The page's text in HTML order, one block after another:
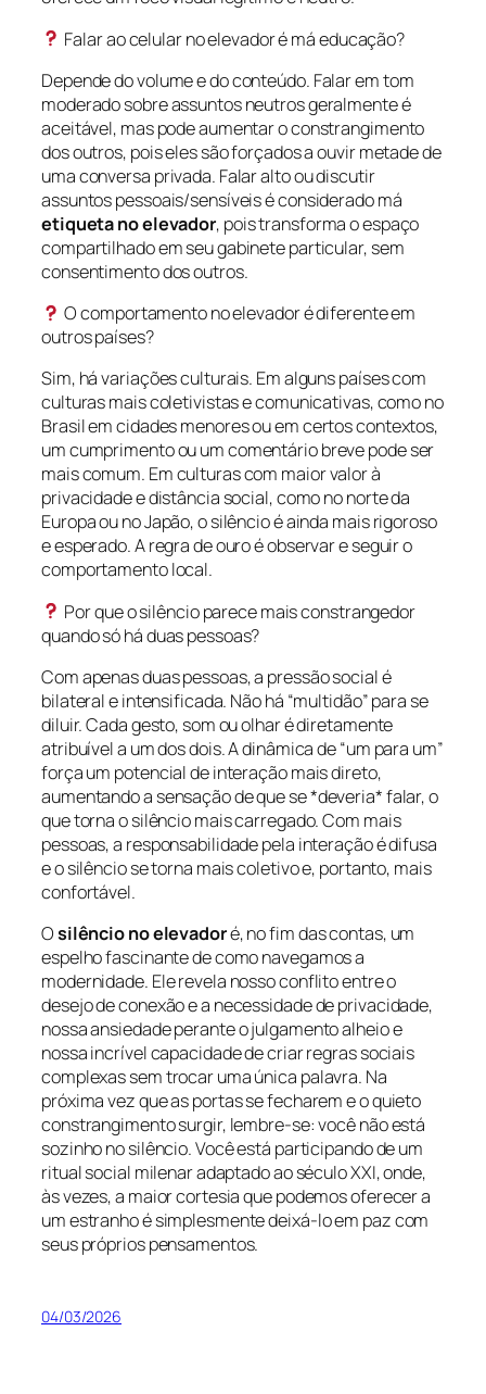
Falar ao celular no elevador é má educação?
Depende do volume e do conteúdo. Falar em tom
moderado sobre assuntos neutros geralmente é
aceitável, mas pode aumentar o constrangimento
dos outros, pois eles são forçados a ouvir metade de
uma conversa privada. Falar alto ou discutir
assuntos pessoais/sensíveis é considerado má
etiqueta no elevador, pois transforma o espaço
compartilhado em seu gabinete particular, sem
consentimento dos outros.
O comportamento no elevador é diferente em
outros países?
Sim, há variações culturais. Em alguns países com
culturas mais coletivistas e comunicativas, como no
Brasil em cidades menores ou em certos contextos,
um cumprimento ou um comentário breve pode ser
mais comum. Em culturas com maior valor à
privacidade e distância social, como no norte da
Europa ou no Japão, o silêncio é ainda mais rigoroso
e esperado. A regra de ouro é observar e seguir o
comportamento local.
Por que o silêncio parece mais constrangedor
quando só há duas pessoas?
Com apenas duas pessoas, a pressão social é
bilateral e intensificada. Não há “multidão” para se
diluir. Cada gesto, som ou olhar é diretamente
atribuível a um dos dois. A dinâmica de “um para um”
força um potencial de interação mais direto,
aumentando a sensação de que se *deveria* falar, o
que torna o silêncio mais carregado. Com mais
pessoas, a responsabilidade pela interação é difusa
e o silêncio se torna mais coletivo e, portanto, mais
confortável.
Osilêncio no elevadoré, no fim das contas, um
espelho fascinante de como navegamos a
modernidade. Ele revela nosso conflito entre o
desejo de conexão e a necessidade de privacidade,
nossa ansiedade perante o julgamento alheio e
nossa incrível capacidade de criar regras sociais
complexas sem trocar uma única palavra. Na
próxima vez que as portas se fecharem e o quieto
constrangimento surgir, lembre-se: você não está
sozinho no silêncio. Você está participando de um
ritual social milenar adaptado ao século XXI, onde,
às vezes, a maior cortesia que podemos oferecer a
um estranho é simplesmente deixá-lo em paz com
seus próprios pensamentos.
04/03/2026